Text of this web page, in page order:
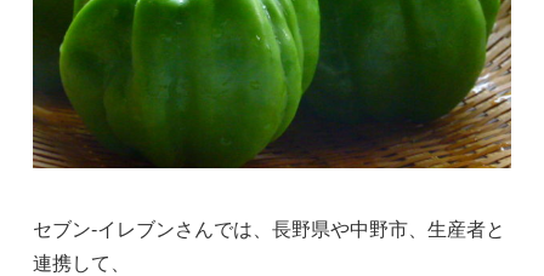
セブン‐イレブンさんでは、長野県や中野市、生産者と
連携して、